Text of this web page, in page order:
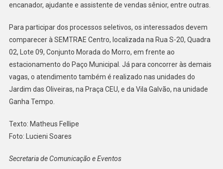
encanador, ajudante e assistente de vendas sênior, entre outras.
Para participar dos processos seletivos, os interessados devem
comparecer à SEMTRAE Centro, localizada na Rua S-20, Quadra
02, Lote 09, Conjunto Morada do Morro, em frente ao
estacionamento do Paço Municipal. Já para concorrer às demais
vagas, o atendimento também é realizado nas unidades do
Jardim das Oliveiras, na Praça CEU, e da Vila Galvão, na unidade
Ganha Tempo.
Texto: Matheus Fellipe
Foto: Lucieni Soares
Secretaria de Comunicação e Eventos